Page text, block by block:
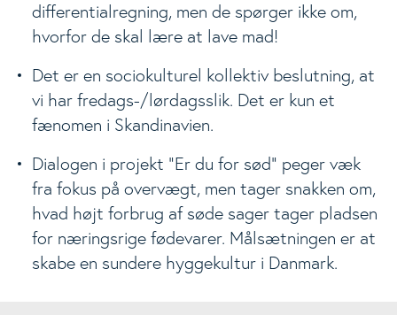
differentialregning, men de spørger ikke om,
hvorfor de skal lære at lave mad!
Det er en sociokulturel kollektiv beslutning, at
vi har fredags-/lørdagsslik. Det er kun et
fænomen i Skandinavien.
Dialogen i projekt ”Er du for sød” peger væk
fra fokus på overvægt, men tager snakken om,
hvad højt forbrug af søde sager tager pladsen
for næringsrige fødevarer. Målsætningen er at
skabe en sundere hyggekultur i Danmark.